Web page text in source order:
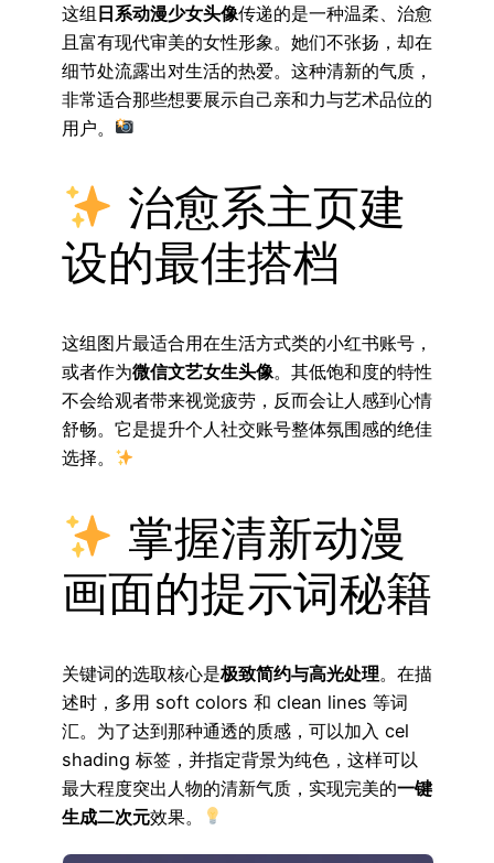
这组 日系动漫少女头像传递的是一种温柔、治愈
且富有现代审美的女性形象。她们不张扬，却在
细节处流露出对生活的热爱。这种清新的气质，
非常适合那些想要展示自己亲和力与艺术品位的
用户。
治愈系主页建
设的最佳搭档
这组图片最适合用在生活方式类的小红书账号，
或者作为微信文艺女生头像。其低饱和度的特性
不会给观者带来视觉疲劳，反而会让人感到心情
舒畅。它是提升个人社交账号整体氛围感的绝佳
选择。
掌握清新动漫
画面的提示词秘籍
关键词的选取核心是极致简约与高光处理。在描
述时，多用 soft colors 和 clean lines 等词
汇。为了达到那种通透的质感，可以加入 cel
shading 标签，并指定背景为纯色，这样可以
最大程度突出人物的清新气质，实现完美的一键
生成二次元效果。